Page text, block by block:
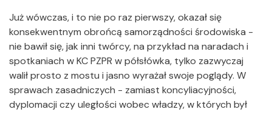
Już wówczas, i to nie po raz pierwszy, okazał się
konsekwentnym obrońcą samorządności środowiska -
nie bawił się, jak inni twórcy, na przykład na naradach i
spotkaniach w KC PZPR w półsłówka, tylko zazwyczaj
walił prosto z mostu i jasno wyrażał swoje poglądy. W
sprawach zasadniczych - zamiast koncyliacyjności,
dyplomacji czy uległości wobec władzy, w których był